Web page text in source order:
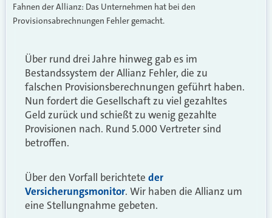
Fahnen der Allianz: Das Unternehmen hat bei den
Provisionsabrechnungen Fehler gemacht.
Über rund drei Jahre hinweg gab es im
Bestandssystem der Allianz Fehler, die zu
falschen Provisionsberechnungen geführt haben.
Nun fordert die Gesellschaft zu viel gezahltes
Geld zurück und schießt zu wenig gezahlte
Provisionen nach. Rund 5.000 Vertreter sind
betroffen.
Über den Vorfall berichtete der
Versicherungsmonitor. Wir haben die Allianz um
eine Stellungnahme gebeten.